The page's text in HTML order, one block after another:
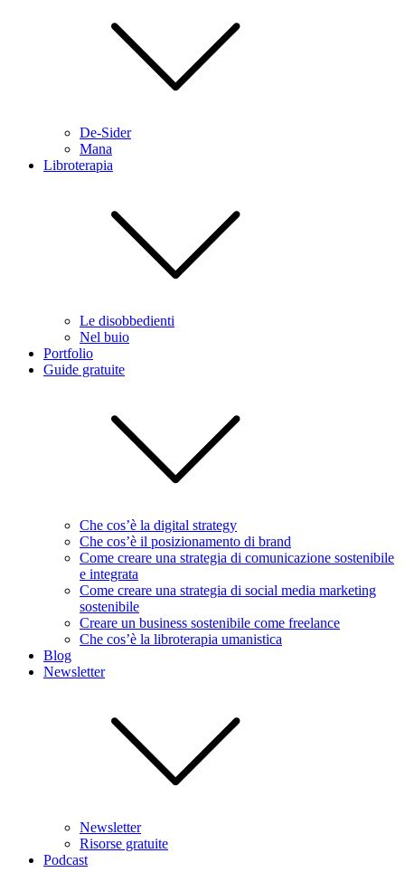
De-Sider
Mana
Libroterapia
Le disobbedienti
Nel buio
Portfolio
Guide gratuite
Che cos’è la digital strategy
Che cos’è il posizionamento di brand
Come creare una strategia di comunicazione sostenibile
e integrata
Come creare una strategia di social media marketing
sostenibile
Creare un business sostenibile come freelance
Che cos’è la libroterapia umanistica
Blog
Newsletter
Newsletter
Risorse gratuite
Podcast